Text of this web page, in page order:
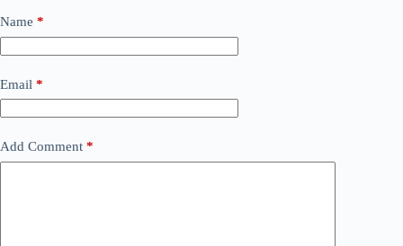
Name *
Email *
Add Comment *